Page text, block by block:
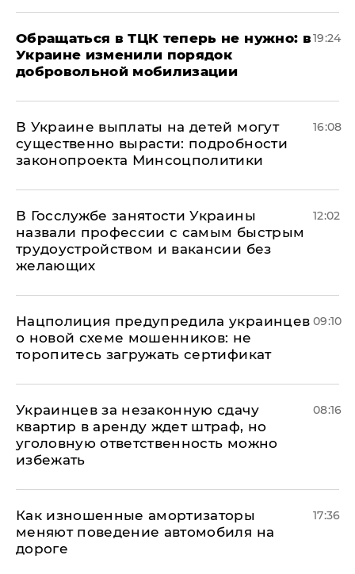
Обращаться в ТЦК теперь не нужно: в
Украине изменили порядок
добровольной мобилизации
19:24
В Украине выплаты на детей могут
существенно вырасти: подробности
законопроекта Минсоцполитики
16:08
В Госслужбе занятости Украины
назвали профессии с самым быстрым
трудоустройством и вакансии без
желающих
12:02
Нацполиция предупредила украинцев
о новой схеме мошенников: не
торопитесь загружать сертификат
09:10
Украинцев за незаконную сдачу
квартир в аренду ждет штраф, но
уголовную ответственность можно
избежать
08:16
Как изношенные амортизаторы
меняют поведение автомобиля на
дороге
17:36